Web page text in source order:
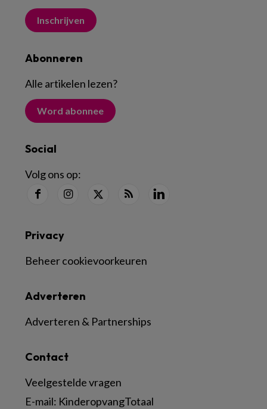
Inschrijven
Abonneren
Alle artikelen lezen?
Word abonnee
Social
Volg ons op:
Contact
Veelgestelde vragen
E-mail: KinderopvangTotaal
Adverteren
Adverteren & Partnerships
Privacy
Beheer cookievoorkeuren